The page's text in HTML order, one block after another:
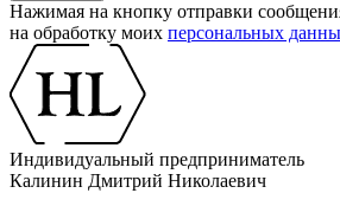
Нажимая на кнопку отправки
на обработку моих персональных
Индивидуальный предприниматель
Калинин Дмитрий Николаевич